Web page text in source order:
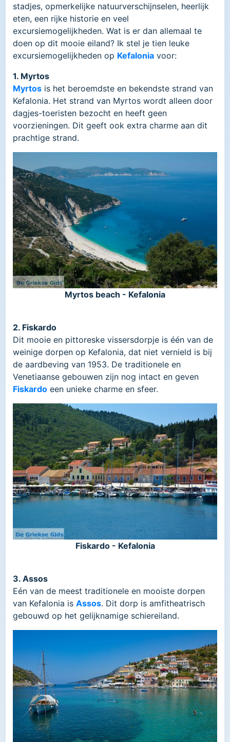
stadjes, opmerkelijke natuurverschijnselen, heerlijk
eten, een rijke historie en veel
excursiemogelijkheden. Wat is er dan allemaal te
doen op dit mooie eiland? Ik stel je tien leuke
excursiemogelijkheden op Kefalonia voor:
1. Myrtos
Myrtos is het beroemdste en bekendste strand van
Kefalonia. Het strand van Myrtos wordt alleen door
dagjes-toeristen bezocht en heeft geen
voorzieningen. Dit geeft ook extra charme aan dit
prachtige strand.
Myrtos beach - Kefalonia
2. Fiskardo
Dit mooie en pittoreske vissersdorpje is één van de
weinige dorpen op Kefalonia, dat niet vernield is bij
de aardbeving van 1953. De traditionele en
Venetiaanse gebouwen zijn nog intact en geven
Fiskardo een unieke charme en sfeer.
Fiskardo - Kefalonia
3. Assos
Eén van de meest traditionele en mooiste dorpen
van Kefalonia is Assos. Dit dorp is amfitheatrisch
gebouwd op het gelijknamige schiereiland.